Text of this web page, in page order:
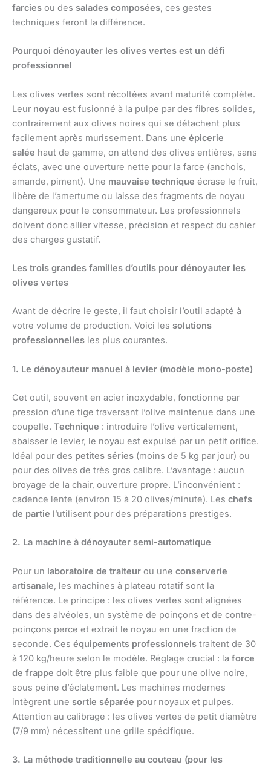
farcies ou des salades composées, ces gestes
techniques feront la différence.
Pourquoi dénoyauter les olives vertes est un défi
professionnel
Les olives vertes sont récoltées avant maturité complète.
Leur noyau est fusionné à la pulpe par des fibres solides,
contrairement aux olives noires qui se détachent plus
facilement après murissement. Dans une épicerie
salée haut de gamme, on attend des olives entières, sans
éclats, avec une ouverture nette pour la farce (anchois,
amande, piment). Une mauvaise technique écrase le fruit,
libère de l’amertume ou laisse des fragments de noyau
dangereux pour le consommateur. Les professionnels
doivent donc allier vitesse, précision et respect du cahier
des charges gustatif.
Les trois grandes familles d’outils pour dénoyauter les
olives vertes
Avant de décrire le geste, il faut choisir l’outil adapté à
votre volume de production. Voici les solutions
professionnelles les plus courantes.
1. Le dénoyauteur manuel à levier (modèle mono-poste)
Cet outil, souvent en acier inoxydable, fonctionne par
pression d’une tige traversant l’olive maintenue dans une
coupelle. Technique : introduire l’olive verticalement,
abaisser le levier, le noyau est expulsé par un petit orifice.
Idéal pour des petites séries (moins de 5 kg par jour) ou
pour des olives de très gros calibre. L’avantage : aucun
broyage de la chair, ouverture propre. L’inconvénient :
cadence lente (environ 15 à 20 olives/minute). Les chefs
de partie l’utilisent pour des préparations prestiges.
2. La machine à dénoyauter semi-automatique
Pour un laboratoire de traiteur ou une conserverie
artisanale, les machines à plateau rotatif sont la
référence. Le principe : les olives vertes sont alignées
dans des alvéoles, un système de poinçons et de contre-
poinçons perce et extrait le noyau en une fraction de
seconde. Ces équipements professionnels traitent de 30
à 120 kg/heure selon le modèle. Réglage crucial : la force
de frappe doit être plus faible que pour une olive noire,
sous peine d’éclatement. Les machines modernes
intègrent une sortie séparée pour noyaux et pulpes.
Attention au calibrage : les olives vertes de petit diamètre
(7/9 mm) nécessitent une grille spécifique.
3. La méthode traditionnelle au couteau (pour les